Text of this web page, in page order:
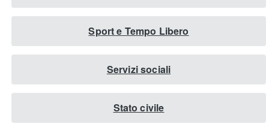
Sport e Tempo Libero
Servizi sociali
Stato civile